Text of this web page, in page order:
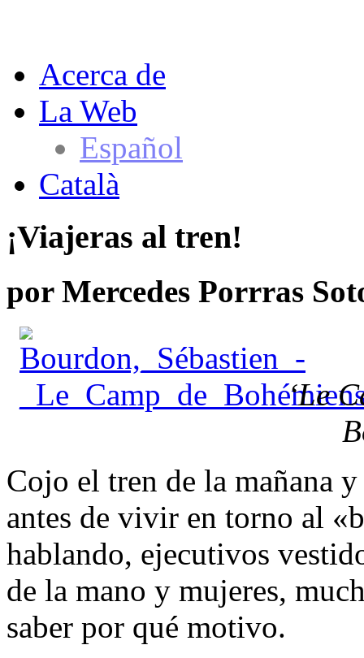
Acerca de
La Web
Español
Català
¡Viajeras al tren!
por Mercedes Porrras
‘Le
Cojo el tren de la mañana
antes de vivir en torno al
hablando, ejecutivos
de la mano y mujeres,
saber por qué motivo.